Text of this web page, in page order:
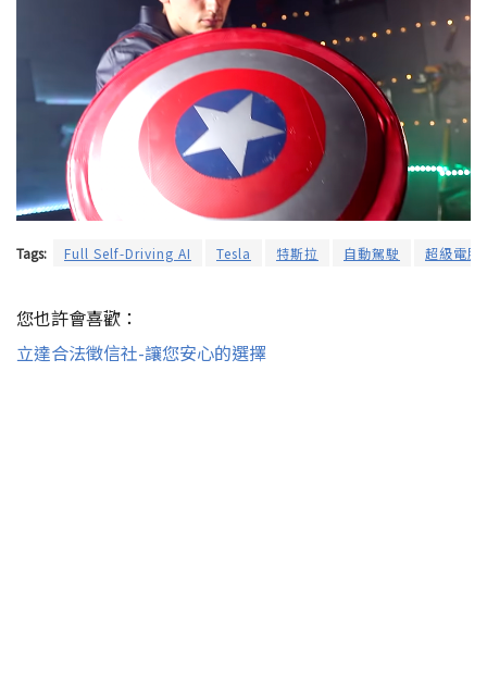
Tags: Full Self-Driving AI Tesla 特斯拉 自動駕駛 超級電腦
您也許會喜歡：
立達合法徵信社-讓您安心的選擇